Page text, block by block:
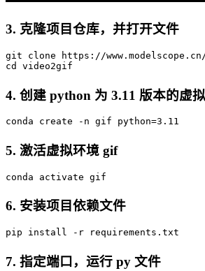
3. 克隆项目仓库，并打开文件
git clone https://
4. 创建 python 为 3.11 版本的虚
conda create -n gif python=3 . 11
5. 激活虚拟环境 gif
conda
6. 安装项目依赖文件
pip
7. 指定端口，运行 py 文件